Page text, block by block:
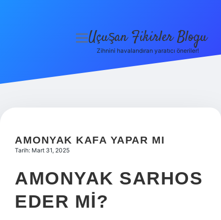
Hakkımızda
menüyü
Uçuşan Fikirler Blogu
Zihnini havalandıran yaratıcı öneriler!
AMONYAK KAFA YAPAR MI
Tarih: Mart 31, 2025
AMONYAK SARHOS
EDER MI?